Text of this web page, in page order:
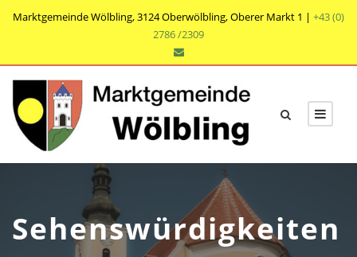
Marktgemeinde Wölbling, 3124 Oberwölbling, Oberer Markt 1 | +43 (0)
2786 /2309
Sehenswürdigkeiten